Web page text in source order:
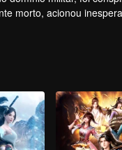
morto, acionou